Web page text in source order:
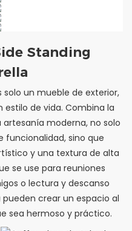
Standing
solo un mueble de exterior,
de vida. Combina la
moderna, no solo
funcionalidad, sino que
y una textura de alta
se use para reuniones
o lectura y descanso
pueden crear un espacio al
sea hermoso y práctico.